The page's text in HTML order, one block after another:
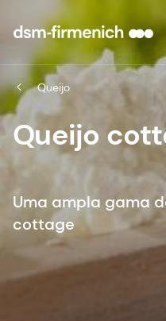
Queijo
Queijo
Uma ampla gama
cottage